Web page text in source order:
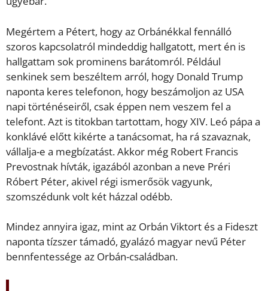
Megértem a Pétert, hogy az Orbánékkal fennálló
szoros kapcsolatról mindeddig hallgatott, mert én is
hallgattam sok prominens barátomról. Például
senkinek sem beszéltem arról, hogy Donald Trump
naponta keres telefonon, hogy beszámoljon az USA
napi történéseiről, csak éppen nem veszem fel a
telefont. Azt is titokban tartottam, hogy XIV. Leó pápa a
konklávé előtt kikérte a tanácsomat, ha rá szavaznak,
vállalja-e a megbízatást. Akkor még Robert Francis
Prevostnak hívták, igazából azonban a neve Préri
Róbert Péter, akivel régi ismerősök vagyunk,
szomszédunk volt két házzal odébb.
Mindez annyira igaz, mint az Orbán Viktort és a Fideszt
naponta tízszer támadó, gyalázó magyar nevű Péter
bennfentessége az Orbán-családban.